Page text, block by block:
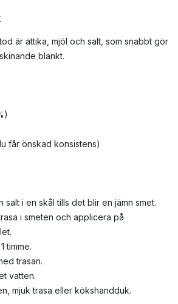
är ättika, mjöl och salt, som snabbt gör
blankt.
får önskad konsistens)
salt i en skål tills det blir en jämn smet.
i smeten och applicera på
timme.
trasan.
vatten.
mjuk trasa eller kökshandduk.